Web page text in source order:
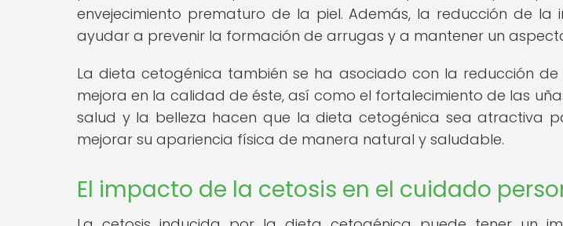
envejecimiento prematuro de la piel. Además, la reducción de
ayudar a prevenir la formación de arrugas y a mantener un
La dieta cetogénica también se ha asociado con la reducción
mejora en la calidad de éste, así como el fortalecimiento de las
salud y la belleza hacen que la dieta cetogénica sea atractiva
mejorar su apariencia física de manera natural y saludable.
El impacto de la cetosis en el cuidado